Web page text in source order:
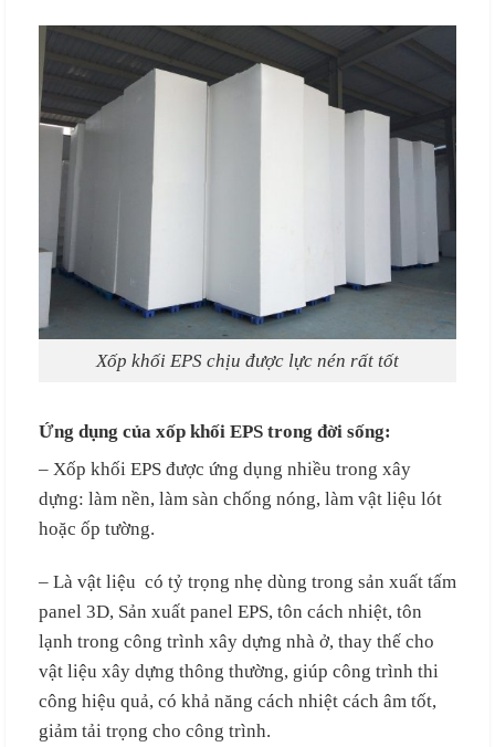
Xốp khối EPS chịu được lực nén rất tốt
Ứng dụng của xốp khối EPS trong đời sống:
– Xốp khối EPS được ứng dụng nhiều trong xây
dựng: làm nền, làm sàn chống nóng, làm vật liệu lót
hoặc ốp tường.
– Là vật liệu có tỷ trọng nhẹ dùng trong sản xuất tấm
panel 3D, Sản xuất panel EPS, tôn cách nhiệt, tôn
lạnh trong công trình xây dựng nhà ở, thay thế cho
vật liệu xây dựng thông thường, giúp công trình thi
công hiệu quả, có khả năng cách nhiệt cách âm tốt,
giảm tải trọng cho công trình.